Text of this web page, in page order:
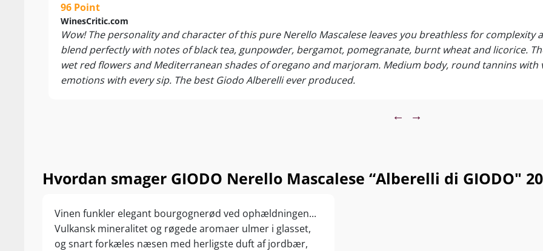
96 Point
WinesCritic.com
Wow! The personality and character of this pure Nerello Mascalese leaves you breathless for
blend perfectly with notes of black tea, gunpowder, bergamot, pomegranate, burnt wheat and licorice.
wet red flowers and Mediterranean shades of oregano and marjoram. Medium body, round tannins with
emotions with every sip. The best Giodo Alberelli ever produced.
← →
Hvordan smager GIODO Nerello Mascalese “Alberelli di GIODO"
Vinen funkler elegant bourgognerød ved ophældningen...
Vulkansk mineralitet og røgede aromaer ulmer i glasset,
og snart forkæles næsen med herligste duft af jordbær,